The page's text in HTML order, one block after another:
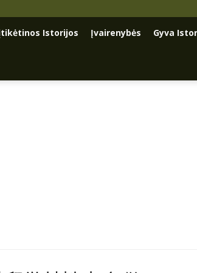
Istorijos Įvairenybės Gyva